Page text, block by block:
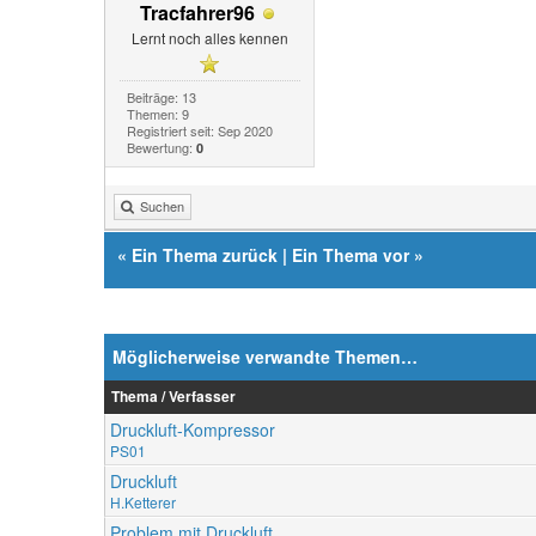
Tracfahrer96
Lernt noch alles kennen
Beiträge: 13
Themen: 9
Registriert seit: Sep 2020
Bewertung: 0
Suchen
« Ein Thema zurück | Ein Thema vor»
Möglicherweise verwandte Themen…
Thema / Verfasser
Druckluft-Kompressor
PS01
Druckluft
H.Ketterer